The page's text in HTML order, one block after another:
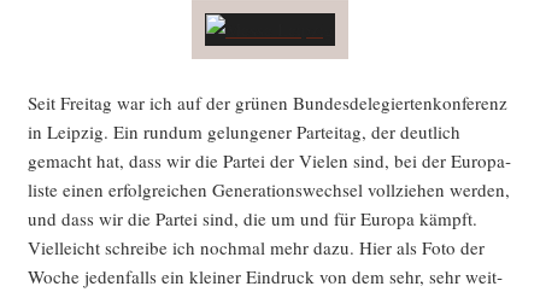
–
dar­
um
kämp­
fen
wir“
Seit Frei­tag war ich auf der grü­nen Bun­des­de­le­gier­ten­kon­fe­renz
in Leip­zig. Ein rund­um gelun­ge­ner Par­tei­tag, der deut­lich
gemacht hat, dass wir die Par­tei der Vie­len sind, bei der Euro­pa­
lis­te einen erfolg­rei­chen Gene­ra­ti­ons­wech­sel voll­zie­hen wer­den,
und dass wir die Par­tei sind, die um und für Euro­pa kämpft.
Viel­leicht schrei­be ich noch­mal mehr dazu. Hier als Foto der
Woche jeden­falls ein klei­ner Ein­druck von dem sehr, sehr weit­